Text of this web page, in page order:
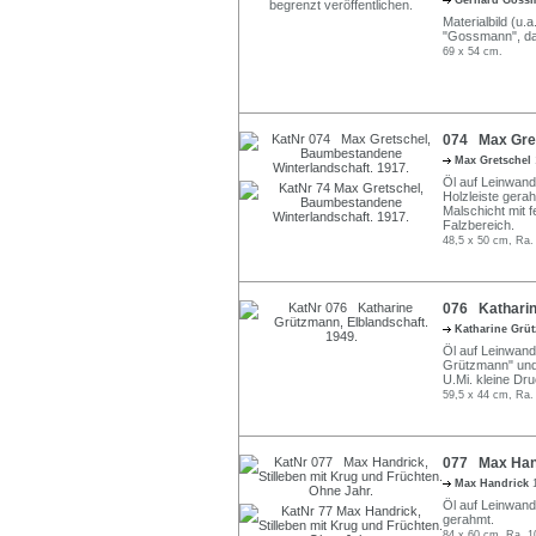
Materialbild
"Gossmann",
69 x 54 cm.
074 Max
Max Gretschel
Öl auf
Holzleiste
Malschicht mit
Falzbereich.
48,5 x 50 cm,
076
Katharine
Öl auf
Grützmann"
U.Mi. kleine
59,5 x 44 cm,
077 Max
Max Handrick
Öl auf
gerahmt.